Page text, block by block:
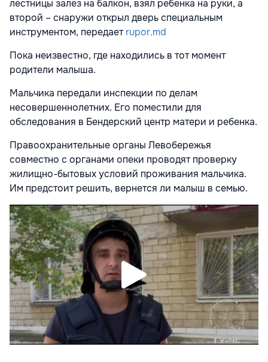
лестницы залез на балкон, взял ребенка на руки, а
второй – снаружи открыл дверь специальным
инструментом, передаетrupor.md
Пока неизвестно, где находились в тот момент
родители малыша.
Мальчика передали инспекции по делам
несовершеннолетних. Его поместили для
обследования в Бендерский центр матери и ребенка.
Правоохранительные органы Левобережья
совместно с органами опеки проводят проверку
жилищно-бытовых условий проживания мальчика.
Им предстоит решить, вернется ли малыш в семью.